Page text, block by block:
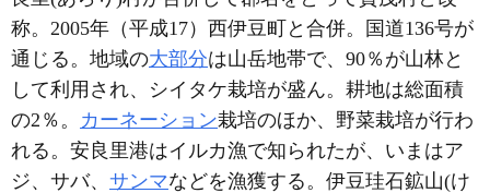
称。2005年（平成17）西伊豆町と合併。国道136号が
通じる。地域の大部分は山岳地帯で、90％が山林と
して利用され、シイタケ栽培が盛ん。耕地は総面積
の2％。 カーネーション栽培のほか、野菜栽培が行わ
れる。安良里港はイルカ漁で知られたが、いまはア
ジ、サバ、 サンマなどを漁獲する。伊豆珪石鉱山(け